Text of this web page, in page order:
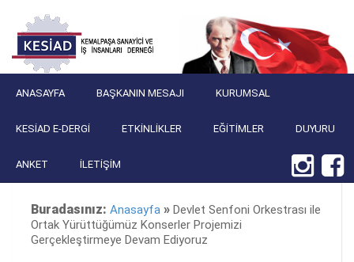
ANASAYFA BAŞKANIN MESAJI KURUMSAL
KESIAD E-DERGI ETKINLIKLER EĞITIMLER DUYURU
ANKET İLETIŞIM
Buradasınız: Anasayfa » Devlet Senfoni Orkestrası ile
Ortak Yürüttüğümüz Konserler Projemizi
Gerçekleştirmeye Devam Ediyoruz